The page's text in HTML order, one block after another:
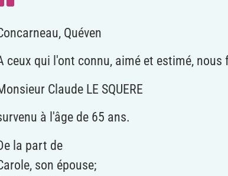
Quéven
ceux qui l'ont connu, aimé et estimé,
Claude LE SQUERE
à l'âge de 65 ans.
la part de
son épouse;